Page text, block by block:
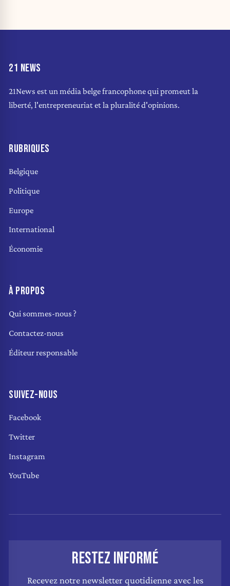
21 NEWS
21News est un média belge francophone qui promeut la
liberté, l'entrepreneuriat et la pluralité d'opinions.
RUBRIQUES
Belgique
Politique
Europe
International
Économie
À PROPOS
Qui sommes-nous ?
Contactez-nous
Éditeur responsable
SUIVEZ-NOUS
Facebook
Twitter
Instagram
YouTube
RESTEZ INFORMÉ
Recevez notre newsletter quotidienne avec les